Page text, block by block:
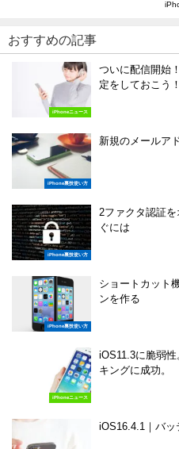
おすすめの記事
iPhoneニュース
ついに配信開始
定をしておこう
iPhone裏技使い方
新規のメールア
iPhone裏技使い方
2ファクタ認証
ぐには
iPhone裏技使い方
ショートカット
ンを作る
iPhoneニュース
iOS11.3に脆弱
キングに成功。
iOS16.4.1｜バッ